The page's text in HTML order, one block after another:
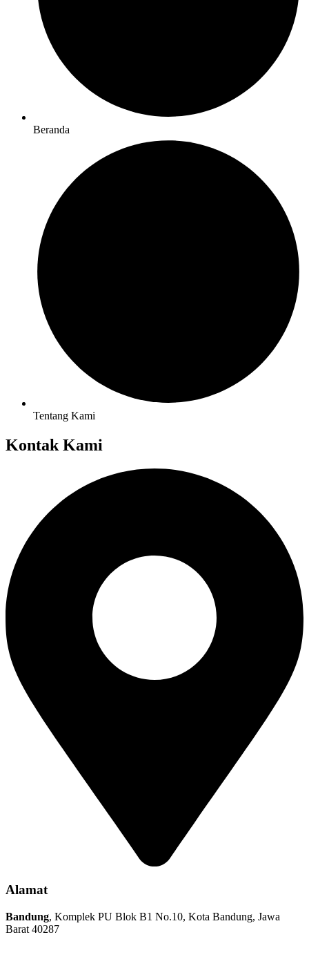
Beranda
Tentang Kami
Kontak Kami
Alamat
Bandung, Komplek PU Blok B1 No.10, Kota Bandung, Jawa
Barat 40287